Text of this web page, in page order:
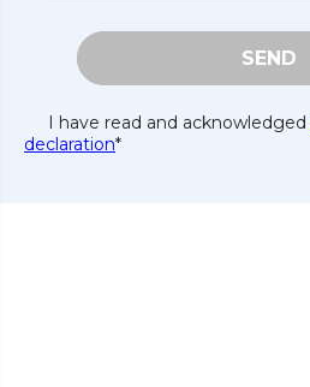
SEND
I have read and acknowledged
declaration*